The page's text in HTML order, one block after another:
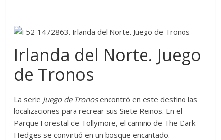
Irlanda del Norte. Juego
de Tronos
La serie Juego de Tronosencontró en este destino las
localizaciones para recrear sus Siete Reinos. En el
Parque Forestal de Tollymore, el camino de The Dark
Hedges se convirtió en un bosque encantado.